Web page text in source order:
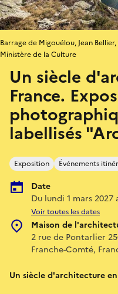
Un siècle
France.
labellisés
Exposition Événements
Date
Du lundi 1 mars
Voir toutes les dates
Maison de
2 rue de Pontarlier
Franche-Comté,
Barrage de Migouélou, Jean
Ministère de la Culture
Un siècle d'architecture